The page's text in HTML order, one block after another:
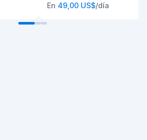
En 49,00 US$/día